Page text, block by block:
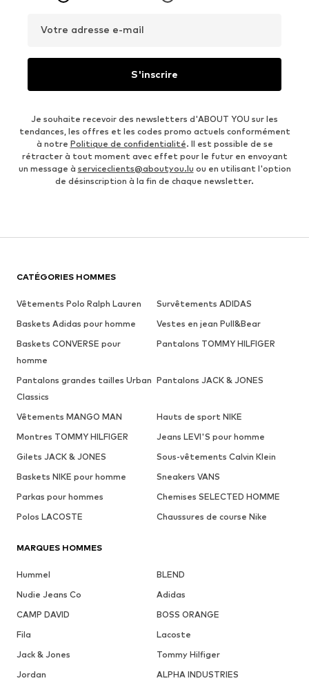
Votre adresse e-mail
S'inscrire
Je souhaite recevoir des newsletters d'ABOUT YOU sur les
tendances, les offres et les codes promo actuels conformément
à notre Politique de confidentialité. Il est possible de se
rétracter à tout moment avec effet pour le futur en envoyant
un message à serviceclients@aboutyou.lu ou en utilisant l'option
de désinscription à la fin de chaque newsletter.
CATÉGORIES HOMMES
Vêtements Polo Ralph Lauren
Survêtements ADIDAS
Baskets Adidas pour homme
Vestes en jean Pull&Bear
Baskets CONVERSE pour
homme
Pantalons TOMMY HILFIGER
Pantalons grandes tailles Urban
Classics
Pantalons JACK & JONES
Vêtements MANGO MAN
Hauts de sport NIKE
Montres TOMMY HILFIGER
Jeans LEVI'S pour homme
Gilets JACK & JONES
Sous-vêtements Calvin Klein
Baskets NIKE pour homme
Sneakers VANS
Parkas pour hommes
Chemises SELECTED HOMME
Polos LACOSTE
Chaussures de course Nike
MARQUES HOMMES
Hummel
BLEND
Nudie Jeans Co
Adidas
CAMP DAVID
BOSS ORANGE
Fila
Lacoste
Jack & Jones
Tommy Hilfiger
Jordan
ALPHA INDUSTRIES